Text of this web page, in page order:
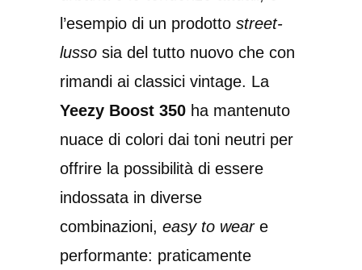
l’esempio di un prodotto street-
lusso sia del tutto nuovo che con
rimandi ai classici vintage. La
Yeezy Boost 350 ha mantenuto
nuace di colori dai toni neutri per
offrire la possibilità di essere
indossata in diverse
combinazioni, easy to weare
performante: praticamente